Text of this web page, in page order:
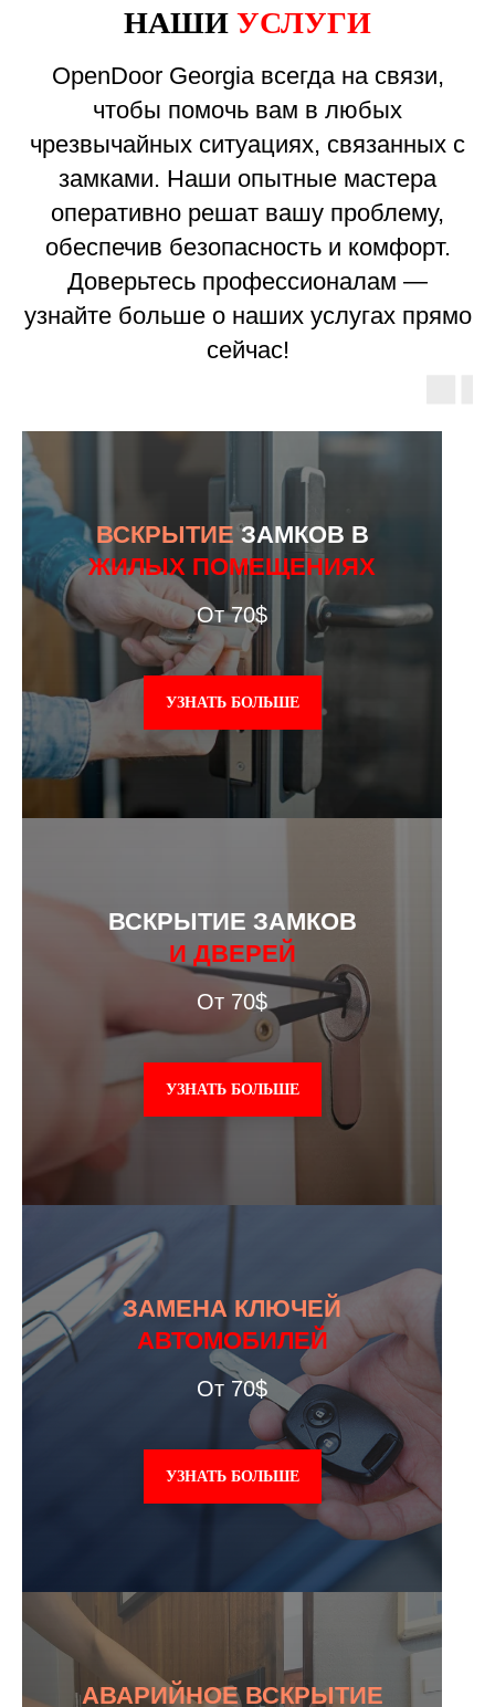
НАШИ УСЛУГИ
OpenDoor Georgia всегда на связи,
чтобы помочь вам в любых
чрезвычайных ситуациях, связанных с
замками. Наши опытные мастера
оперативно решат вашу проблему,
обеспечив безопасность и комфорт.
Доверьтесь профессионалам —
узнайте больше о наших услугах прямо
сейчас!
ВСКРЫТИЕЗАМКОВ В
ЖИЛЫХ ПОМЕЩЕНИЯХ
От 70$
УЗНАТЬ БОЛЬШЕ
ВСКРЫТИЕ ЗАМКОВ
И ДВЕРЕЙ
От 70$
УЗНАТЬ БОЛЬШЕ
ЗАМЕНА КЛЮЧЕЙ
АВТОМОБИЛЕЙ
От 70$
УЗНАТЬ БОЛЬШЕ
АВАРИЙНОЕ ВСКРЫТИЕ